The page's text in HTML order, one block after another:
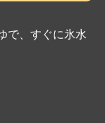
で、すぐに氷水